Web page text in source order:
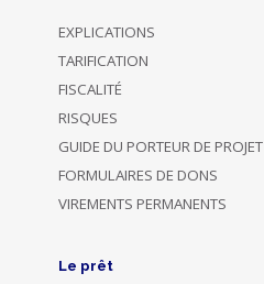
EXPLICATIONS
TARIFICATION
FISCALITÉ
RISQUES
GUIDE DU PORTEUR DE PROJET
FORMULAIRES DE DONS
VIREMENTS PERMANENTS
Le prêt